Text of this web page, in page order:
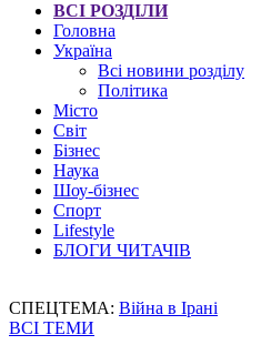
ВСІ РОЗДІЛИ
Головна
Україна
Всі новини розділу
Політика
Місто
Світ
Бізнес
Наука
Шоу-бізнес
Спорт
Lifestyle
БЛОГИ ЧИТАЧІВ
СПЕЦТЕМА: Війна в Ірані
ВСІ ТЕМИ